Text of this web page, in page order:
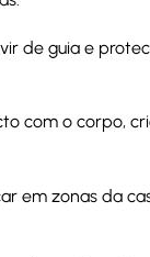
de guia e
com o corpo,
em zonas da